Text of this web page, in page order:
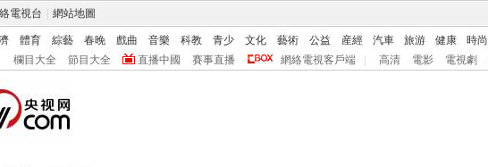
電視台 網站地圖
體育 綜藝 春晚 戲曲 音樂 科教 青少 文化 藝術 公益 産經 汽車 旅游 健康 時尚
欄目大全 節目大全 直播中國 賽事直播 網絡電視客戶端 高清 電影 電視劇